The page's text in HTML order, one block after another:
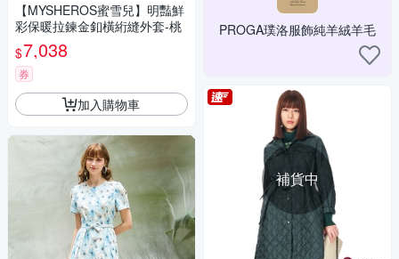
【MYSHEROS蜜雪兒】明豔鮮
彩保暖拉鍊金釦橫絎縫外套-桃
$7,038
券
加入購物車
PROGA璞洛服飾純羊絨羊毛
補貨中